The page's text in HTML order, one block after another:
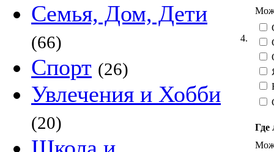
Семья, Дом, Дети
(66)
Спорт (26)
Увлечения и Хобби
(20)
4.
Где